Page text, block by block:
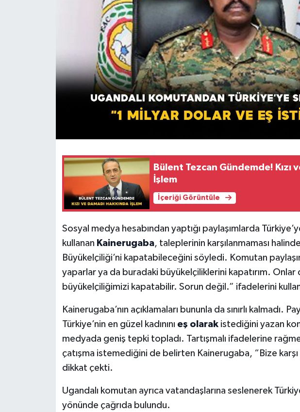
Bülent Tezcan Gündemde! Kızı
İşlem
İçeriği Görüntüle
Sosyal medya hesabından yaptığı paylaşımlarda
kullanan Kainerugaba, taleplerinin karşılanmaması
Büyükelçiliği’ni kapatabileceğini söyledi. Komutan
yaparlar ya da buradaki büyükelçiliklerini kapatırım. Onlar
büyükelçiliğimizi kapatabilir. Sorun değil.” ifadelerini
Kainerugaba’nın açıklamaları bununla da sınırlı kalmadı.
Türkiye’nin en güzel kadınını eş olarakistediğini yazan
medyada geniş tepki topladı. Tartışmalı ifadelerine
çatışma istemediğini de belirten Kainerugaba, “Bize
dikkat çekti.
Ugandalı komutan ayrıca vatandaşlarına seslenerek
yönünde çağrıda bulundu.